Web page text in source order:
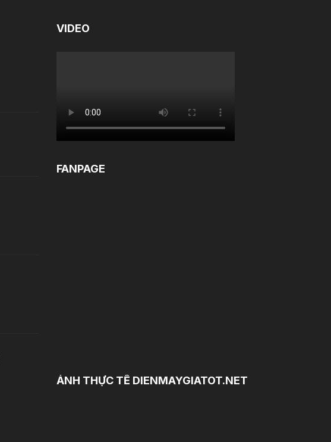
VIDEO
FANPAGE
ẢNH THỰC TẾ DIENMAYGIATOT.NET